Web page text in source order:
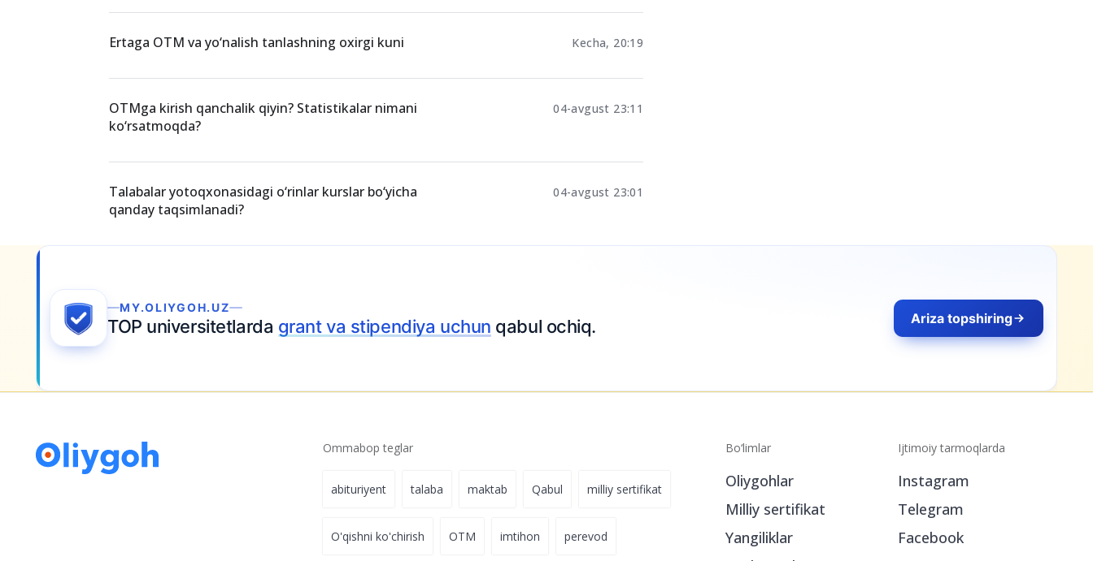
Nodavlat OTMlarga transfer muddati 10-avgustgacha
Kecha, 20:22
Ertaga OTM va yo‘nalish tanlashning oxirgi kuni Kecha, 20:19
ko‘rsatmoqda?
Talabalar yotoqxonasidagi o‘rinlar kurslar bo‘yicha
qanday taqsimlanadi?
TOP universitetlarda grant va stipendiya uchun